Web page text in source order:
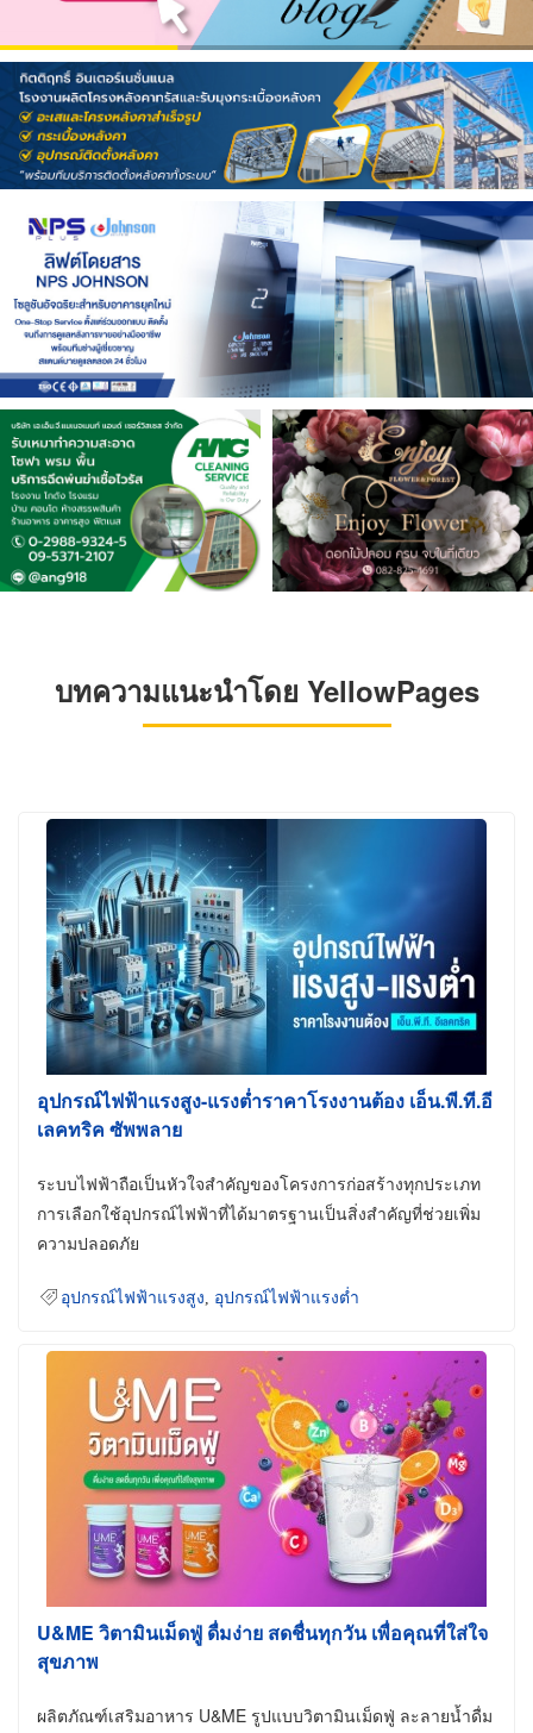
บทความแนะนำโดย YellowPages
อุปกรณ์ไฟฟ้าแรงสูง-แรงต่ำราคาโรงงานต้อง เอ็น.พี.ที.อี
เลคทริค ซัพพลาย
ระบบไฟฟ้าถือเป็นหัวใจสำคัญของโครงการก่อสร้างทุกประเภท
การเลือกใช้อุปกรณ์ไฟฟ้าที่ได้มาตรฐานเป็นสิ่งสำคัญที่ช่วยเพิ่ม
ความปลอดภัย
อุปกรณ์ไฟฟ้าแรงสูง อุปกรณ์ไฟฟ้าแรงต่ำ
U&ME วิตามินเม็ดฟู่ ดื่มง่าย สดชื่นทุกวัน เพื่อคุณที่ใส่ใจ
สุขภาพ
ผลิตภัณฑ์เสริมอาหาร U&ME รูปแบบวิตามินเม็ดฟู่ ละลายน้ำดื่ม